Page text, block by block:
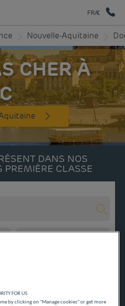
FR/€
Nouvelle-Aquitaine
CHER À
DANS NOS
PREMIÈRE CLASSE
with the calendar and select
FOR US
by clicking on "Manage cookies" or get more